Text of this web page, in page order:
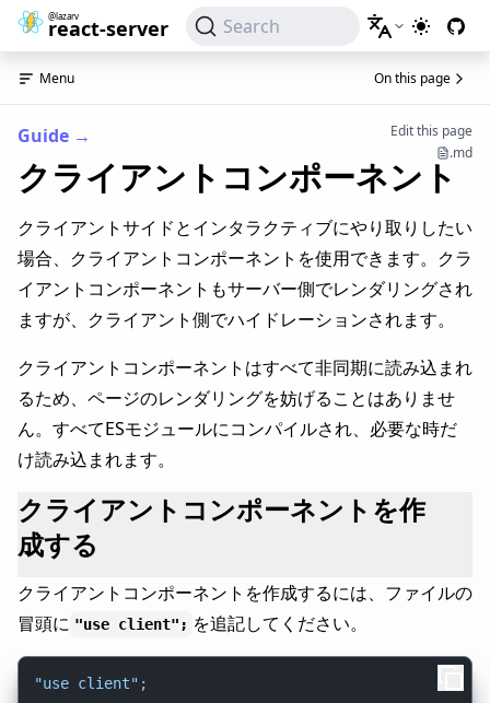
@lazarv
react-server
Search
Switch
Menu
Guide →
Edit this page
.md
クライアントコンポーネント
クライアントサイドとインタラクティブにやり取りしたい
場合、クライアントコンポーネントを使用できます。クラ
イアントコンポーネントもサーバー側でレンダリングされ
ますが、クライアント側でハイドレーションされます。
クライアントコンポーネントはすべて非同期に読み込まれ
るため、ページのレンダリングを妨げることはありませ
ん。すべてESモジュールにコンパイルされ、必要な時だ
け読み込まれます。
クライアントコンポーネントを作
成する
クライアントコンポーネントを作成するには、ファイルの
冒頭に "use client"; を追記してください。
"use client" ;
On this page